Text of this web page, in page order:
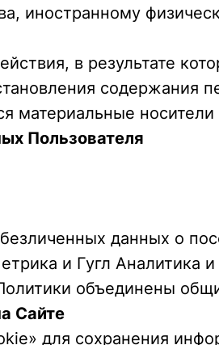
иностранному
в результате
содержания
материальные
Пользователя
данных о
и Гугл Аналитика и
объединены
Сайте
для сохранения